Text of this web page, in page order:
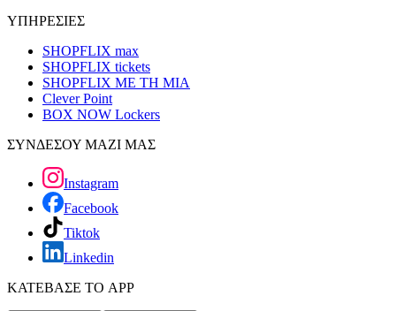
ΥΠΗΡΕΣΙΕΣ
SHOPFLIX max
SHOPFLIX tickets
SHOPFLIX ΜΕ ΤΗ ΜΙΑ
Clever Point
BOX NOW Lockers
ΣΥΝΔΕΣΟΥ ΜΑΖΙ ΜΑΣ
Instagram
Facebook
Tiktok
Linkedin
ΚΑΤΕΒΑΣΕ ΤΟ APP